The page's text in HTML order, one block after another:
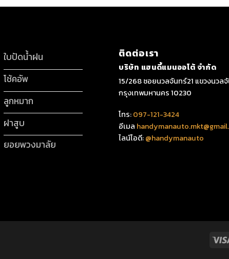
ใบปัดน้ำฝน
โช้คอัพ
ลูกหมาก
ฝาสูบ
ยอยพวงมาลัย
ติดต่อเรา
บริษัท แฮนดี้แมนออโต้ จำกัด
15/268 ซอยนวลจันทร์21 แขวงนวล
กรุงเทพมหานคร 10230
โทร:097-121-3424
อีเมล
ไลน์ไอดี:@handymanauto